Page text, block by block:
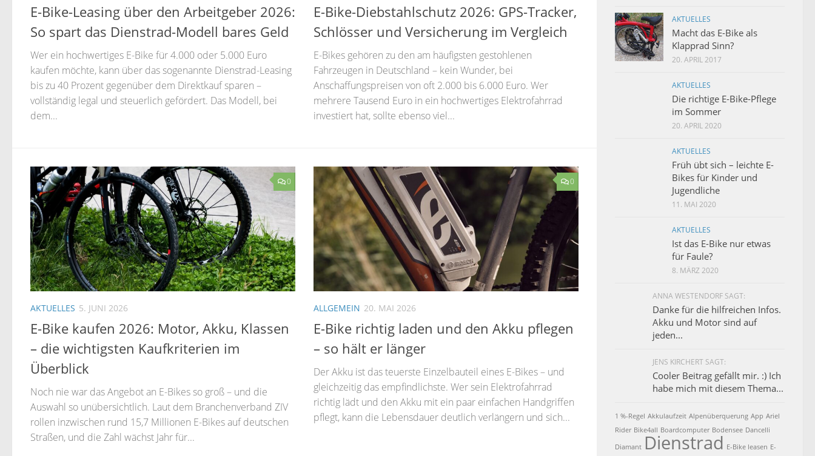
E-Bike-Leasing über den Arbeitgeber 2026:
So spart das Dienstrad-Modell bares Geld
Wer ein hochwertiges E-Bike für 4.000 oder 5.000 Euro
kaufen möchte, kann über das sogenannte Dienstrad-Leasing
bis zu 40 Prozent gegenüber dem Direktkauf sparen –
vollständig legal und steuerlich gefördert. Das Modell, bei
dem...
E-Bike-Diebstahlschutz 2026: GPS-Tracker,
Schlösser und Versicherung im Vergleich
E-Bikes gehören zu den am häufigsten gestohlenen
Fahrzeugen in Deutschland – kein Wunder, bei
Anschaffungspreisen von oft 2.000 bis 6.000 Euro. Wer
mehrere Tausend Euro in ein hochwertiges Elektrofahrrad
investiert hat, sollte ebenso viel...
0
AKTUELLES 5. JUNI 2026
E-Bike kaufen 2026: Motor, Akku, Klassen
– die wichtigsten Kaufkriterien im
Überblick
Noch nie war das Angebot an E-Bikes so groß – und die
Auswahl so unübersichtlich. Laut dem Branchenverband ZIV
rollen inzwischen rund 15,7 Millionen E-Bikes auf deutschen
Straßen, und die Zahl wächst Jahr für...
0
ALLGEMEIN 20. MAI 2026
E-Bike richtig laden und den Akku pflegen
– so hält er länger
Der Akku ist das teuerste Einzelbauteil eines E-Bikes – und
gleichzeitig das empfindlichste. Wer sein Elektrofahrrad
richtig lädt und den Akku mit ein paar einfachen Handgriffen
pflegt, kann die Lebensdauer deutlich verlängern und sich...
AKTUELLES
Macht das E-Bike als
Klapprad Sinn?
20. APRIL 2017
AKTUELLES
Die richtige E-Bike-Pflege
im Sommer
20. APRIL 2020
AKTUELLES
Früh übt sich – leichte E-
Bikes für Kinder und
Jugendliche
11. MAI 2020
AKTUELLES
Ist das E-Bike nur etwas
für Faule?
8. MÄRZ 2020
ANNA WESTENDORF SAGT:
Danke für die hilfreichen Infos.
Akku und Motor sind auf
jeden...
JENS KIRCHERT SAGT:
Cooler Beitrag gefällt mir. :) Ich
habe mich mit diesem Thema...
1 %-Regel Akkulaufzeit Alpenüberquerung App Ariel
Rider Bike4all Boardcomputer Bodensee Dancelli
Diamant Dienstrad E-Bike leasen E-